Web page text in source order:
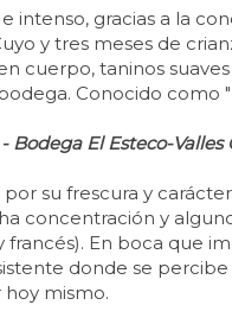
intenso, gracias a la
y tres meses de
cuerpo, taninos
Conocido como
El Esteco-Valles
su frescura y
concentración y
En boca que
donde se
mismo.